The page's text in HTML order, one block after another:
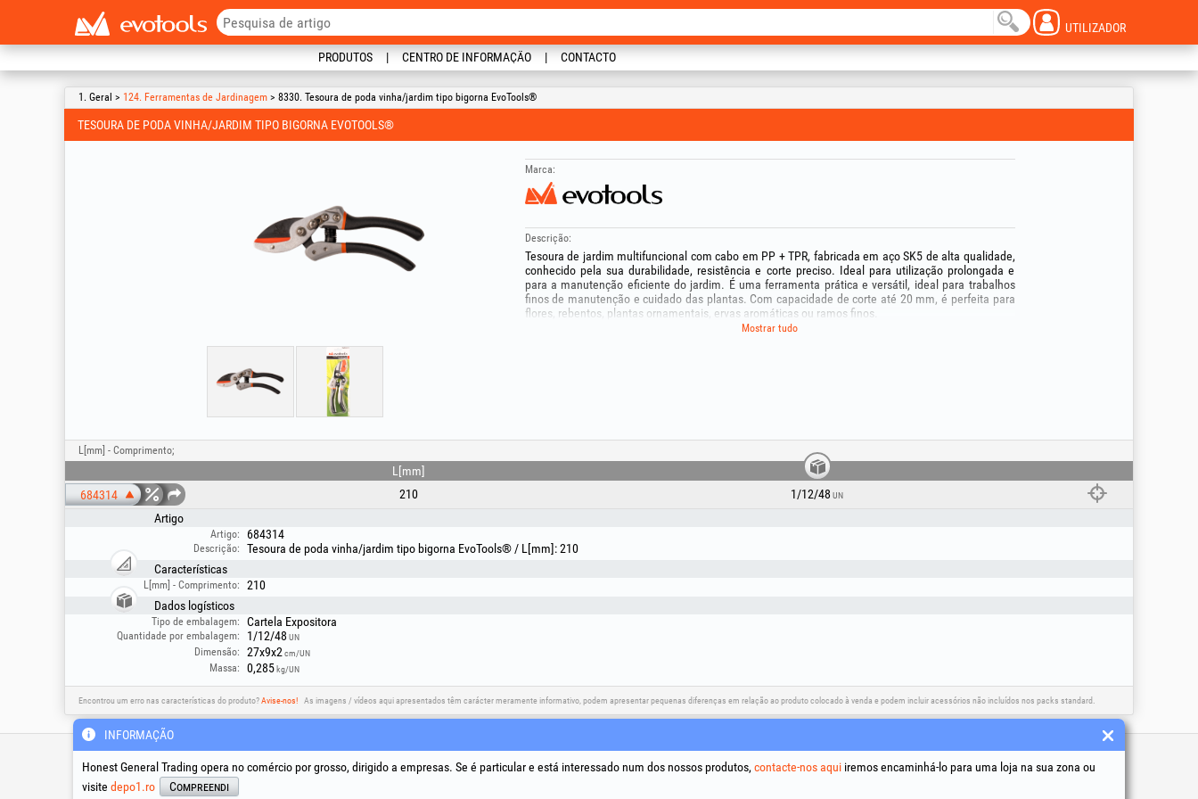
UTILIZADOR
PRODUTOS CENTRO DE INFORMAÇÃO CONTACTO
1. Geral > 124. Ferramentas de Jardinagem > 8330. Tesoura de poda vinha/jardim tipo bigorna EvoTools®
TESOURA DE PODA VINHA/JARDIM TIPO BIGORNA EVOTOOLS®
Marca:
Descrição:
Tesoura de jardim multifuncional com cabo em PP + TPR, fabricada em aço SK5 de alta qualidade,
conhecido pela sua durabilidade, resistência e corte preciso. Ideal para utilização prolongada e
para a manutenção eficiente do jardim. É uma ferramenta prática e versátil, ideal para trabalhos
finos de manutenção e cuidado das plantas. Com capacidade de corte até 20 mm, é perfeita para
flores, rebentos, plantas ornamentais, ervas aromáticas ou ramos finos.
Mostrar tudo
L[mm] - Comprimento;
L[mm]
684314
210 1/12/48 UN
Artigo
Artigo: 684314
Descrição:
Tesoura de poda vinha/jardim tipo bigorna EvoTools® / L[mm]: 210
Características
L[mm] - Comprimento:
210
Dados logísticos
Tipo de embalagem: Cartela Expositora
Quantidade por embalagem: 1/12/48 UN
Dimensão: 27x9x2 cm/UN
Massa: 0,285 kg/UN
Encontrou um erro nas características do produto?Avise-nos! As imagens / vídeos aqui apresentados têm carácter meramente informativo, podem apresentar pequenas diferenças em relação ao produto colocado à venda e podem incluir acessórios não incluídos nos packs standard.
Linha de apoio técnico &
assistência
Redes sociais Resolução de litígios Ligações úteis
INFORMAÇÃO
Honest General Trading opera no comércio por grosso, dirigido a empresas. Se é particular e está interessado num dos nossos produtos, contacte-nos aqui iremos encaminhá-lo para uma loja na sua zona ou
visite depo1.ro Compreendi